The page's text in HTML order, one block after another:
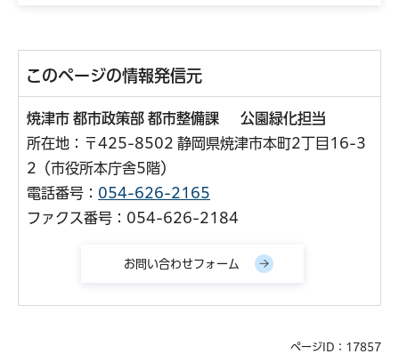
このページの情報発信元
焼津市 都市政策部 都市整備課 公園緑化担当
所在地：〒425-8502 静岡県焼津市本町2丁目16-3
2（市役所本庁舎5階）
電話番号： 054-626-2165
ファクス番号：054-626-2184
ページID：17857